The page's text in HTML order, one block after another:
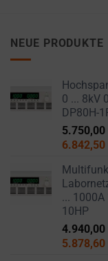
NEUE PRODUKTE
0 ... 8kV
DP80H-
5.750,00
6.842,50
... 1000A
10HP
4.940,00
5.878,60